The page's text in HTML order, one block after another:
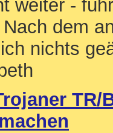
weiter -
dem
nichts
TR/